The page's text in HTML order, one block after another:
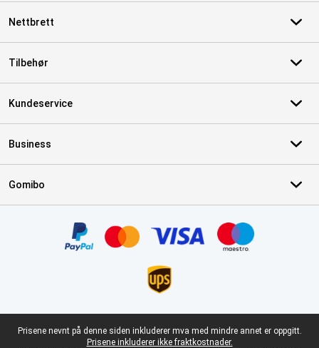
Nettbrett
Tilbehør
Kundeservice
Business
Gomibo
Juridisk bunntekst
Prisene nevnt på denne siden inkluderer mva med mindre annet er oppgitt.
Prisene inkluderer ikke fraktkostnader.